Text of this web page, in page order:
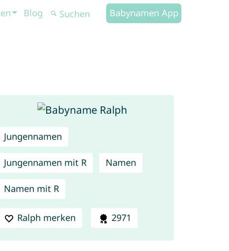
Blog Babynamen App
Jungennamen
Jungennamen mit R Namen
Namen mit R
Ralph merken 2971